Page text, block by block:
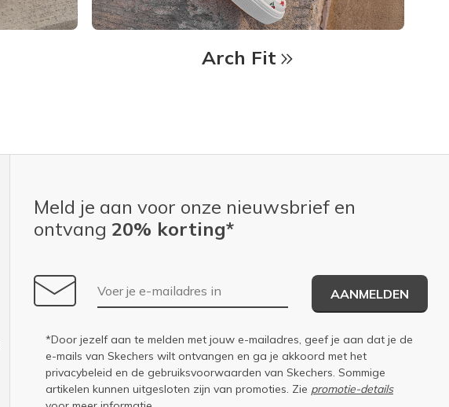
Arch Fit
Meld je aan voor onze nieuwsbrief en
ontvang 20% korting*
E-mailadres
AANMELDEN
*Door jezelf aan te melden met jouw e-mailadres, geef je aan dat je de
e-mails van Skechers wilt ontvangen en ga je akkoord met het
privacybeleid en de gebruiksvoorwaarden van Skechers. Sommige
artikelen kunnen uitgesloten zijn van promoties. Zie promotie-details